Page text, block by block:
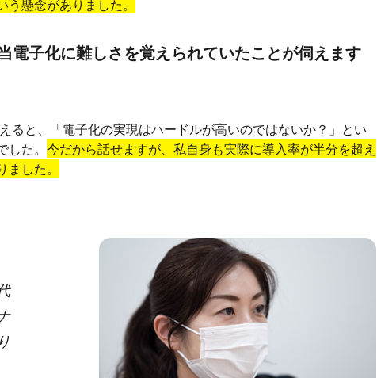
懸念がありました。
電子化に難しさを覚えられていたことが伺えます
ると、「電子化の実現はハードルが高いのではないか？」とい
た。 今だから話せますが、私自身も実際に導入率が半分を超え
した。